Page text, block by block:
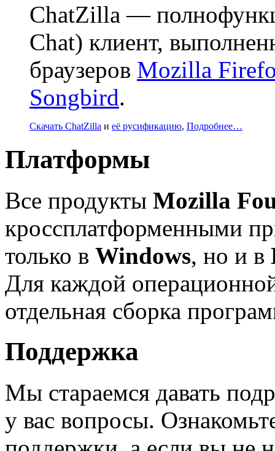
ChatZilla —
Chat) клиент,
браузеров Mozilla
Songbird.
Скачать ChatZilla и её русификацию, Подробнее…
Платформы
Все продукты Mozilla
кроссплатформенными
только в Windows, но и в
Для каждой
отдельная сборка
Поддержка
Мы стараемся давать
у вас вопросы.